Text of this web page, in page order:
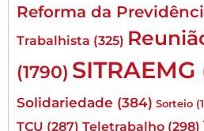
Reforma da
Trabalhista (325)
(1790) SITRAEMG
Solidariedade (384) Sorteio
TCU (287) Teletrabalho (298)